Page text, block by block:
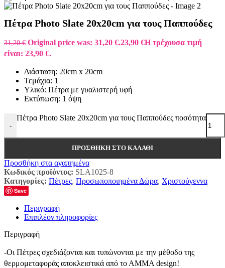
Πέτρα Photo Slate 20x20cm για τους Παππούδες
31,20€ Original price was: 31,20 €.23,90 €Η τρέχουσα τιμή
είναι: 23,90 €.
Διάσταση: 20cm x 20cm
Τεμάχια: 1
Υλικό: Πέτρα με γυαλιστερή υφή
Εκτύπωση: 1 όψη
-
Πέτρα Photo Slate 20x20cm για τους Παππούδες ποσότητα
ΠΡΟΣΘΉΚΗ ΣΤΟ ΚΑΛΆΘΙ
Προσθήκη στα αγαπημένα
Κωδικός προϊόντος: SLA1025-8
Κατηγορίες: Πέτρες, Προσωποποιημένα Δώρα, Χριστούγεννα
Save
Περιγραφή
Επιπλέον πληροφορίες
Περιγραφή
-Οι Πέτρες σχεδιάζονται και τυπώνονται με την μέθοδο της
θερμομεταφοράς αποκλειστικά από το ΑΜΜΑ design!